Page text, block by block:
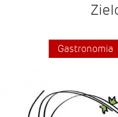
Gastronomia